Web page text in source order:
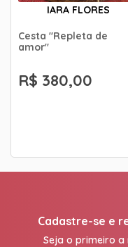
IARA FLORES
Cesta "Repleta de
amor"
R$ 380,00
Cadastre-se e
Seja o primeiro a